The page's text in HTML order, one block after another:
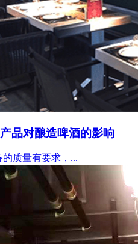
品对酿造啤酒的影响
质量有要求，...